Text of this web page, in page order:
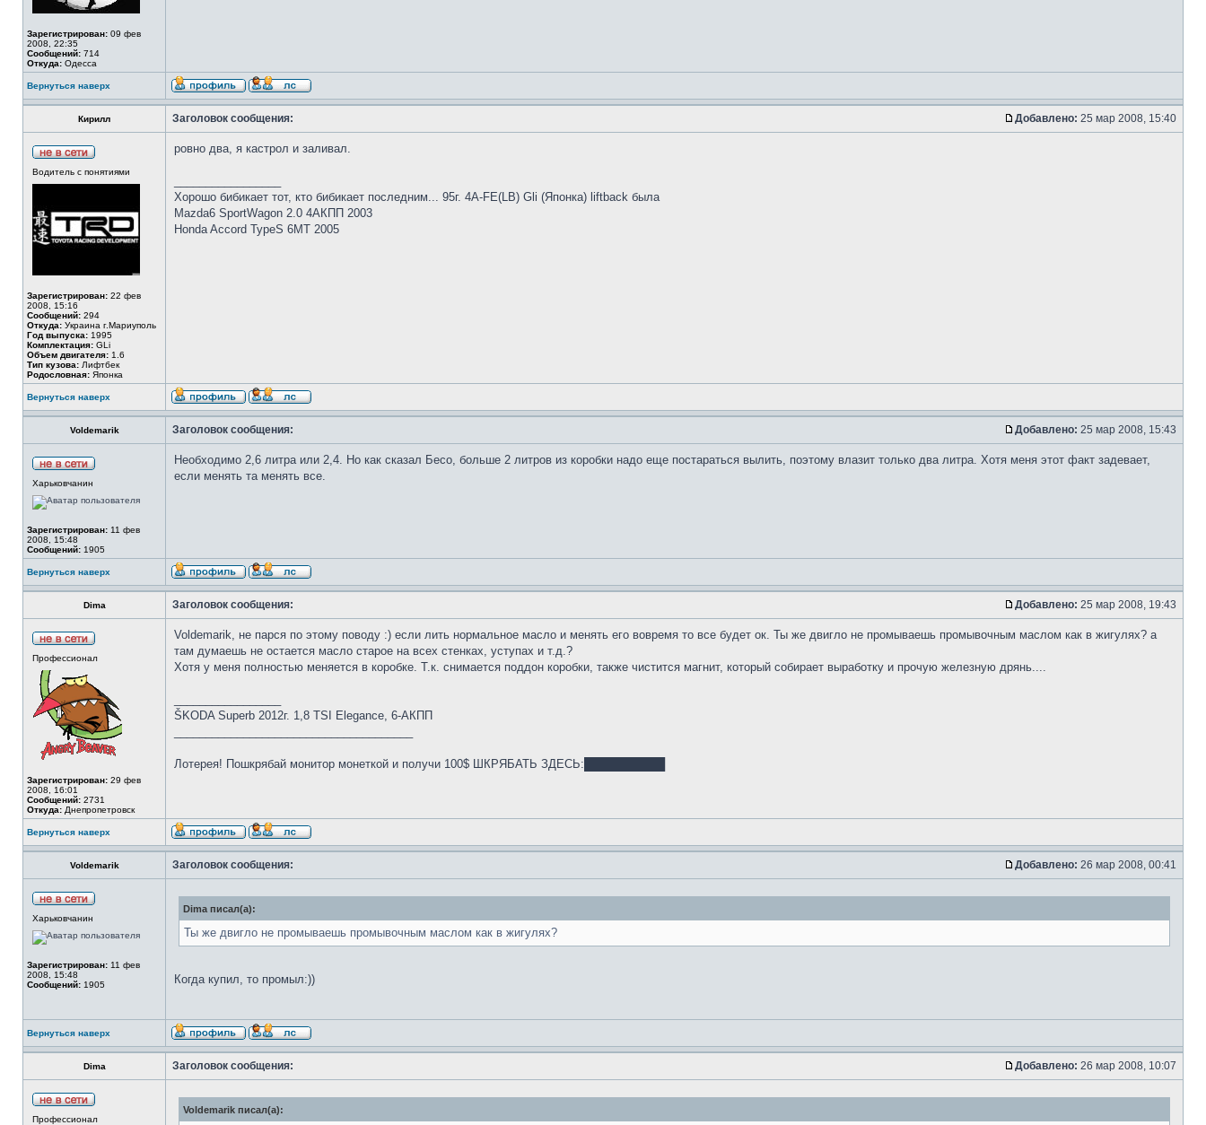
Зарегистрирован: 09 фев
2008, 22:35
Сообщений: 714
Откуда: Одесса
Вернуться наверх
Кирилл Заголовок сообщения: Добавлено: 25 мар 2008, 15:40
Водитель с понятиями
Зарегистрирован: 22 фев
2008, 15:16
Сообщений: 294
Откуда: Украина г.Мариуполь
Год выпуска: 1995
Комплектация: GLi
Объем двигателя: 1.6
Тип кузова: Лифтбек
Родословная: Японка
ровно два, я кастрол и заливал.
Хорошо бибикает тот, кто бибикает последним... 95г. 4A-FE(LB) Gli (Японка) liftback была
Mazda6 SportWagon 2.0 4АКПП 2003
Honda Accord TypeS 6MT 2005
Вернуться наверх
Voldemarik Заголовок сообщения: Добавлено: 25 мар 2008, 15:43
Харьковчанин
Зарегистрирован: 11 фев
2008, 15:48
Сообщений: 1905
Необходимо 2,6 литра или 2,4. Но как сказал Бесо, больше 2 литров из коробки надо еще постараться вылить, поэтому влазит только два литра. Хотя меня этот факт задевает,
если менять та менять все.
Вернуться наверх
Dima Заголовок сообщения: Добавлено: 25 мар 2008, 19:43
Профессионал
Зарегистрирован: 29 фев
2008, 16:01
Сообщений: 2731
Откуда: Днепропетровск
Voldemarik, не парся по этому поводу :) если лить нормальное масло и менять его вовремя то все будет ок. Ты же двигло не промываешь промывочным маслом как в жигулях? а
там думаешь не остается масло старое на всех стенках, уступах и т.д.?
Хотя у меня полностью меняется в коробке. Т.к. снимается поддон коробки, также чистится магнит, который собирает выработку и прочую железную дрянь....
ŠKODA Superb 2012г. 1,8 TSI Elegance, 6-АКПП
Лотерея! Пошкрябай монитор монеткой и получи 100$ ШКРЯБАТЬ ЗДЕСЬ:██████████
Вернуться наверх
Voldemarik Заголовок сообщения: Добавлено: 26 мар 2008, 00:41
Харьковчанин
Зарегистрирован: 11 фев
2008, 15:48
Сообщений: 1905
Dima писал(а):
Ты же двигло не промываешь промывочным маслом как в жигулях?
Когда купил, то промыл:))
Вернуться наверх
Dima Заголовок сообщения: Добавлено: 26 мар 2008, 10:07
Профессионал
Voldemarik писал(а):